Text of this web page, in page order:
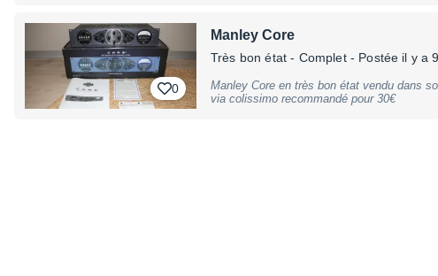
0
Manley Core
Très bon état - Complet- Postée il y a
Manley Core en très bon état vendu dans son carton
via colissimo recommandé pour 30€